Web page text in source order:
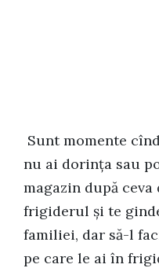
Sunt momente
nu ai dorința sau
magazin după
frigiderul și te
familiei, dar să-l
pe care le ai în